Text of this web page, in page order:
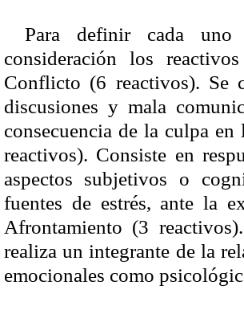
Para definir cada
consideración los
Conflicto (6 reactivos). Se
discusiones y mala
consecuencia de la culpa
reactivos). Consiste en
aspectos subjetivos o
fuentes de estrés, ante la
Afrontamiento (3 reactivos
realiza un integrante de la
emocionales como